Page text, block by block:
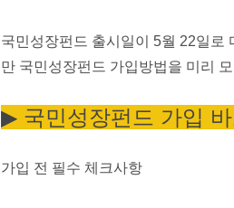
국민성장펀드 출시일이 5월 22일로
만 국민성장펀드 가입방법을 미리
▶︎ 국민성장펀드 가입 바
가입 전 필수 체크사항